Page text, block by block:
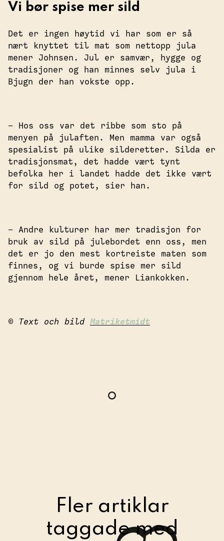
Vi bør spise mer sild
Det er ingen høytid vi har som er så
nært knyttet til mat som nettopp jula
mener Johnsen. Jul er samvær, hygge og
tradisjoner og han minnes selv jula i
Bjugn der han vokste opp.
– Hos oss var det ribbe som sto på
menyen på julaften. Men mamma var også
spesialist på ulike silderetter. Silda er
tradisjonsmat, det hadde vært tynt
befolka her i landet hadde det ikke vært
for sild og potet, sier han.
– Andre kulturer har mer tradisjon for
bruk av sild på julebordet enn oss, men
det er jo den mest kortreiste maten som
finnes, og vi burde spise mer sild
gjennom hele året, mener Liankokken.
© Text och bild Matriketmidt
Fler artiklar
taggade med